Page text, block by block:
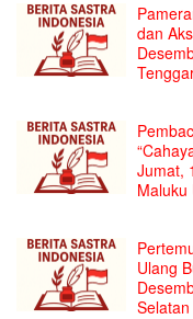
dan
Jumat,
Maluku
Ulang
Selatan